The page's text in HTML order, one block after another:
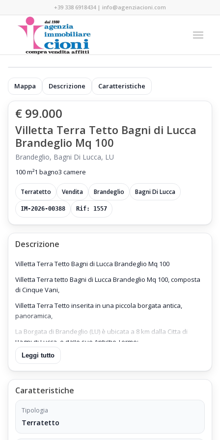
+39 338 6918434| info@agenziacioni.com
Mappa Descrizione Caratteristiche
€ 99.000
Villetta Terra Tetto Bagni di Lucca
Brandeglio Mq 100
Brandeglio, Bagni Di Lucca, LU
100 m²1 bagno3 camere
Terratetto Vendita Brandeglio Bagni Di Lucca
IM-2026-00388 Rif: 1557
Descrizione
Villetta Terra Tetto Bagni di Lucca Brandeglio Mq 100
Villetta Terra tetto Bagni di Lucca Brandeglio Mq 100, composta
di Cinque Vani,
Villetta Terra Tetto inserita in una piccola borgata antica,
panoramica,
La Borgata di Brandeglio (LU) è ubicata a 8 km dalla Citta di
Bagni di Lucca, e dalle sue Antiche Terme;
Villetta Terra Tetto tipica e caratteristica sviluppato su due
Al Piano Terra:
Ingresso Indipendente
Soggiorno
Leggi tutto
Caratteristiche
Tipologia
Terratetto